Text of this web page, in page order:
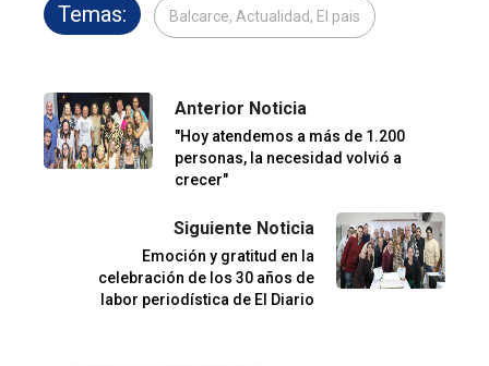
Temas: Balcarce, Actualidad, El pais
Anterior Noticia
"Hoy atendemos a más de 1.200
personas, la necesidad volvió a
crecer"
Siguiente Noticia
Emoción y gratitud en la
celebración de los 30 años de
labor periodística de El Diario